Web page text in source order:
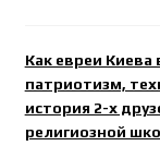
Как евреи
патриотизм,
история 2-х
религиозной